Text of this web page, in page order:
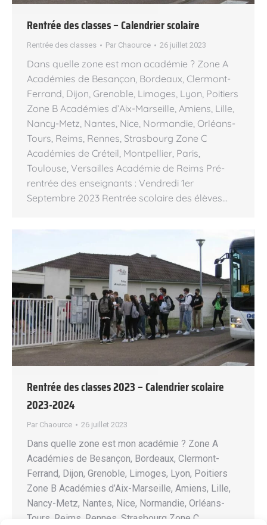
Rentrée des classes – Calendrier scolaire
Rentrée des classes Par Chaource 26 juillet 2023
Dans quelle zone est mon académie ? Zone A
Académies de Besançon, Bordeaux, Clermont-
Ferrand, Dijon, Grenoble, Limoges, Lyon, Poitiers
Zone B Académies d’Aix-Marseille, Amiens, Lille,
Nancy-Metz, Nantes, Nice, Normandie, Orléans-
Tours, Reims, Rennes, Strasbourg Zone C
Académies de Créteil, Montpellier, Paris,
Toulouse, Versailles Académie de Reims Pré-
rentrée des enseignants : Vendredi 1er
Septembre 2023 Rentrée scolaire des élèves…
Rentrée des classes 2023 – Calendrier scolaire
2023-2024
Par Chaource 26 juillet 2023
Dans quelle zone est mon académie ? Zone A
Académies de Besançon, Bordeaux, Clermont-
Ferrand, Dijon, Grenoble, Limoges, Lyon, Poitiers
Zone B Académies d’Aix-Marseille, Amiens, Lille,
Nancy-Metz, Nantes, Nice, Normandie, Orléans-
Tours, Reims, Rennes, Strasbourg Zone C